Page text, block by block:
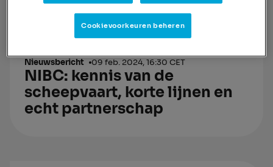
Nieuwsbericht 09 feb. 2024, 16:30 CET
NIBC: kennis van de
scheepvaart, korte lijnen en
echt partnerschap
Cookievoorkeuren beheren